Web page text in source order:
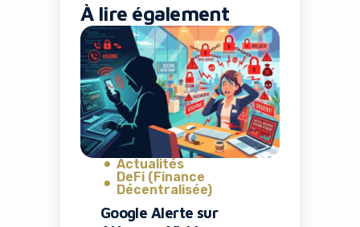
À lire également
Actualités
DeFi (Finance
Décentralisée)
Google Alerte sur